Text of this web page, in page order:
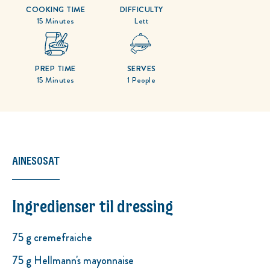
15 Minutes
COOKING TIME
Lett
DIFFICULTY
15 Minutes
PREP TIME
1 People
SERVES
AINESOSAT
Ingredienser til dressing
75 g cremefraiche
75 g Hellmann's mayonnaise